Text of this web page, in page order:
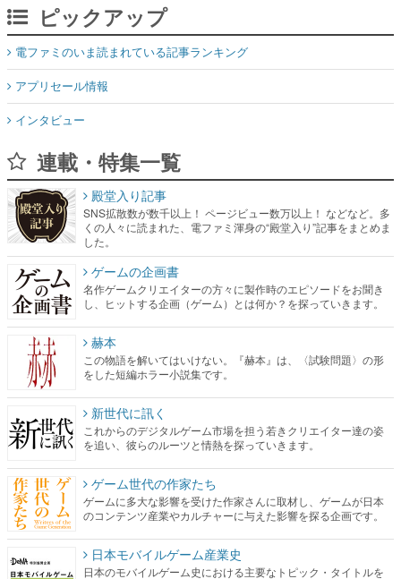
ピックアップ
電ファミのいま読まれている記事ランキング
アプリセール情報
インタビュー
連載・特集一覧
殿堂入り記事
SNS拡散数が数千以上！ ページビュー数万以上！ などなど。多
くの人々に読まれた、電ファミ渾身の“殿堂入り”記事をまとめま
した。
ゲームの企画書
名作ゲームクリエイターの方々に製作時のエピソードをお聞き
し、ヒットする企画（ゲーム）とは何か？を探っていきます。
赫本
この物語を解いてはいけない。『赫本』は、〈試験問題〉の形
をした短編ホラー小説集です。
新世代に訊く
これからのデジタルゲーム市場を担う若きクリエイター達の姿
を追い、彼らのルーツと情熱を探っていきます。
ゲーム世代の作家たち
ゲームに多大な影響を受けた作家さんに取材し、ゲームが日本
のコンテンツ産業やカルチャーに与えた影響を探る企画です。
日本モバイルゲーム産業史
日本のモバイルゲーム史における主要なトピック・タイトルを